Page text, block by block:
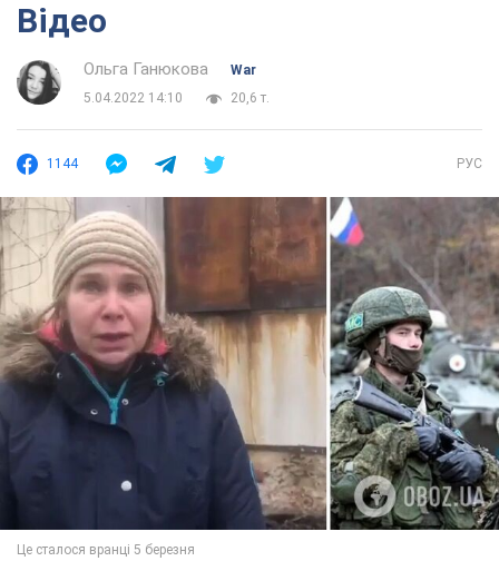
Відео
Ольга Ганюкова
War
5.04.2022 14:10
20,6 т.
1144 РУС